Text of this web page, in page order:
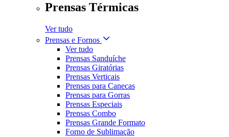
Prensas Térmicas
Ver tudo
Prensas e Fornos
Ver tudo
Prensas Sanduíche
Prensas Giratórias
Prensas Verticais
Prensas para Canecas
Prensas para Gorras
Prensas Especiais
Prensas Combo
Prensas Grande Formato
Forno de Sublimação